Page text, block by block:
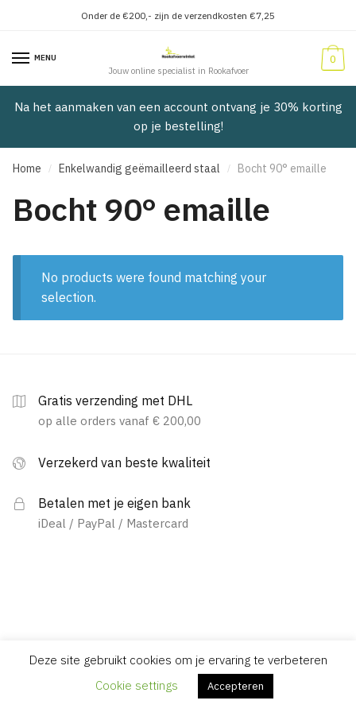
navigatie
inhoud
Onder de €200,- zijn de verzendkosten €7,25
MENU
Jouw online specialist in Rookafvoer
0
Na het aanmaken van een account ontvang je 30% korting
op je bestelling!
Home / Enkelwandig geëmailleerd staal / Bocht 90° emaille
Bocht 90° emaille
No products were found matching your
selection.
Gratis verzending met DHL
op alle orders vanaf € 200,00
Verzekerd van beste kwaliteit
Betalen met je eigen bank
iDeal / PayPal / Mastercard
Deze site gebruikt cookies om je ervaring te verbeteren
Cookie settings
Accepteren